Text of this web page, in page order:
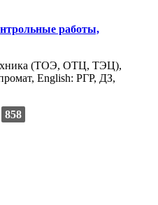
работы,
(ТОЭ, ОТЦ, ТЭЦ),
English: РГР, ДЗ,
858